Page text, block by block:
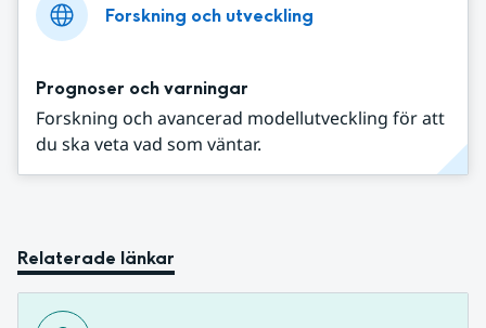
Forskning och utveckling
Prognoser och varningar
Forskning och avancerad modellutveckling för att
du ska veta vad som väntar.
Relaterade länkar